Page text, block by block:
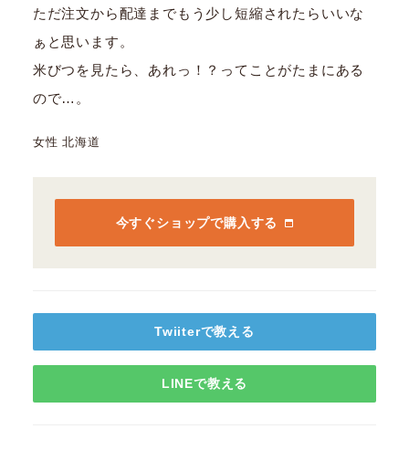
ただ注文から配達までもう少し短縮されたらいいな
ぁと思います。
米びつを見たら、あれっ！？ってことがたまにある
ので…。
女性 北海道
今すぐショップで購入する
Twiiterで教える
LINEで教える